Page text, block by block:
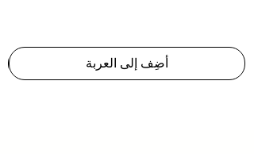
أضِف إلى العربة